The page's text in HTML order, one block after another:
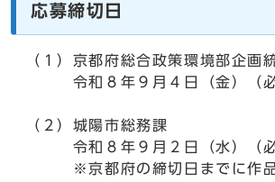
応募締切日
（１）京都府総合政策環境部企画
令和８年９月４日（金）（必
（２）城陽市総務課
令和８年９月２日（水）（必
※京都府の締切日までに作品